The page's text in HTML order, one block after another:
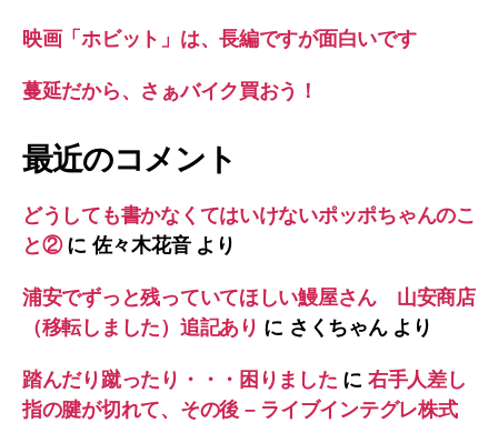
映画「ホビット」は、長編ですが面白いです
蔓延だから、さぁバイク買おう！
最近のコメント
どうしても書かなくてはいけないポッポちゃんのこ
と②に佐々木花音より
浦安でずっと残っていてほしい鰻屋さん 山安商店
（移転しました）追記あり に さくちゃんより
踏んだり蹴ったり・・・困りました に 右手人差し
指の腱が切れて、その後 – ライブインテグレ株式